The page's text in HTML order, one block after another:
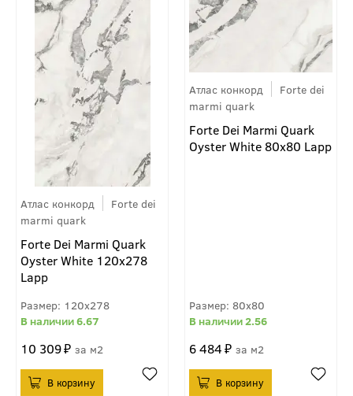
Атлас конкорд
Forte dei
marmi quark
Forte Dei Marmi Quark
Oyster White 120x278
Lapp
120x278
6.67
10 309 м2
Атлас конкорд
Forte dei
marmi quark
Forte Dei Marmi Quark
Oyster White 80x80 Lapp
80x80
2.56
6 484 м2